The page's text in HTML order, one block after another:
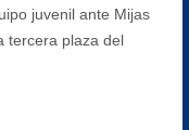
juvenil ante Mijas
tercera plaza del